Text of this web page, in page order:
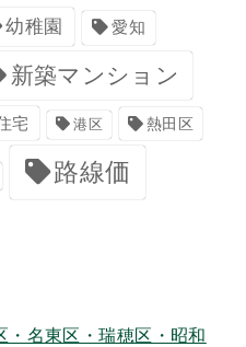
幼稚園 愛知
新築マンション
宅 港区 熱田区
路線価
・名東区・瑞穂区・昭和